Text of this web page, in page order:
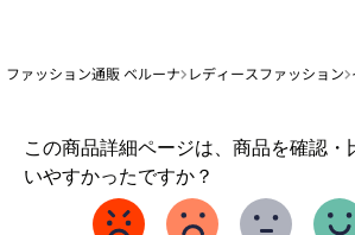
ファッション通販 ベルーナ レディースファッション
この商品詳細ページは、商品を確認・
いやすかったですか？
1
か